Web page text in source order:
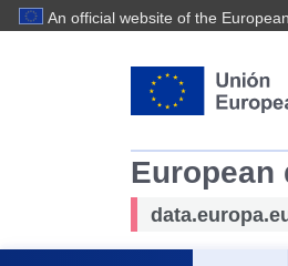
An official website of the
European